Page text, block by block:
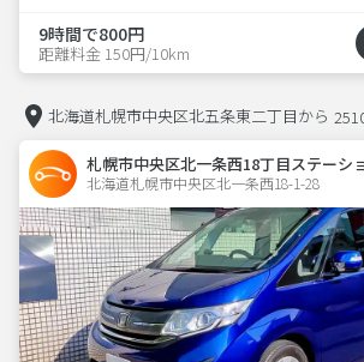
9時間で800円
距離料金 150円/10km
北海道札幌市中央区北五条東二丁目から
札幌市中央区北一条西18丁目ステーシ
北海道札幌市中央区北一条西18-1-28